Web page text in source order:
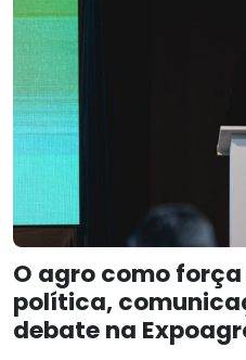
O agro como
política,
debate na